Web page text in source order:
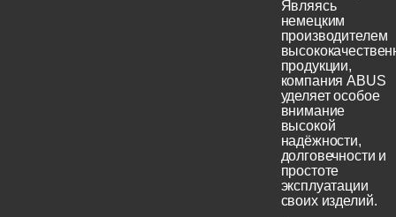
Являясь
немецким
производителем
продукции,
компания ABUS
уделяет особое
внимание
высокой
надёжности,
долговечности и
простоте
эксплуатации
своих изделий.